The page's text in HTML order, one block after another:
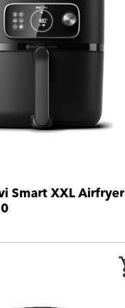
Smart XXL Airfryer